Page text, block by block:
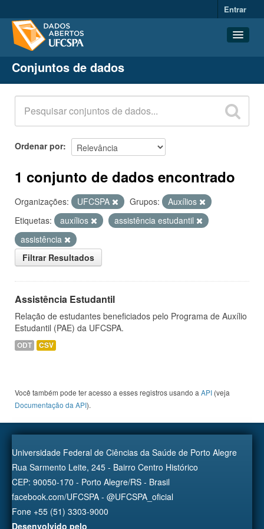
Entrar
Conjuntos de dados
Organizações
Grupos
Sobre
Conjuntos de dados
Ordenar por
1 conjunto de dados encontrado
Organizações: UFCSPA Grupos:
Auxílios
Etiquetas:
auxílios
assistência estudantil
assistência
Filtrar Resultados
Assistência Estudantil
Relação de estudantes beneficiados pelo Programa de Auxílio
Estudantil (PAE) da UFCSPA.
ODT CSV
Você também pode ter acesso a esses registros usando a API (veja
Documentação da API).
Universidade Federal de Ciências da Saúde de Porto Alegre
Rua Sarmento Leite, 245 - Bairro Centro Histórico
CEP: 90050-170 - Porto Alegre/RS - Brasil
facebook.com/UFCSPA - @UFCSPA_oficial
Fone +55 (51) 3303-9000
Desenvolvido pelo